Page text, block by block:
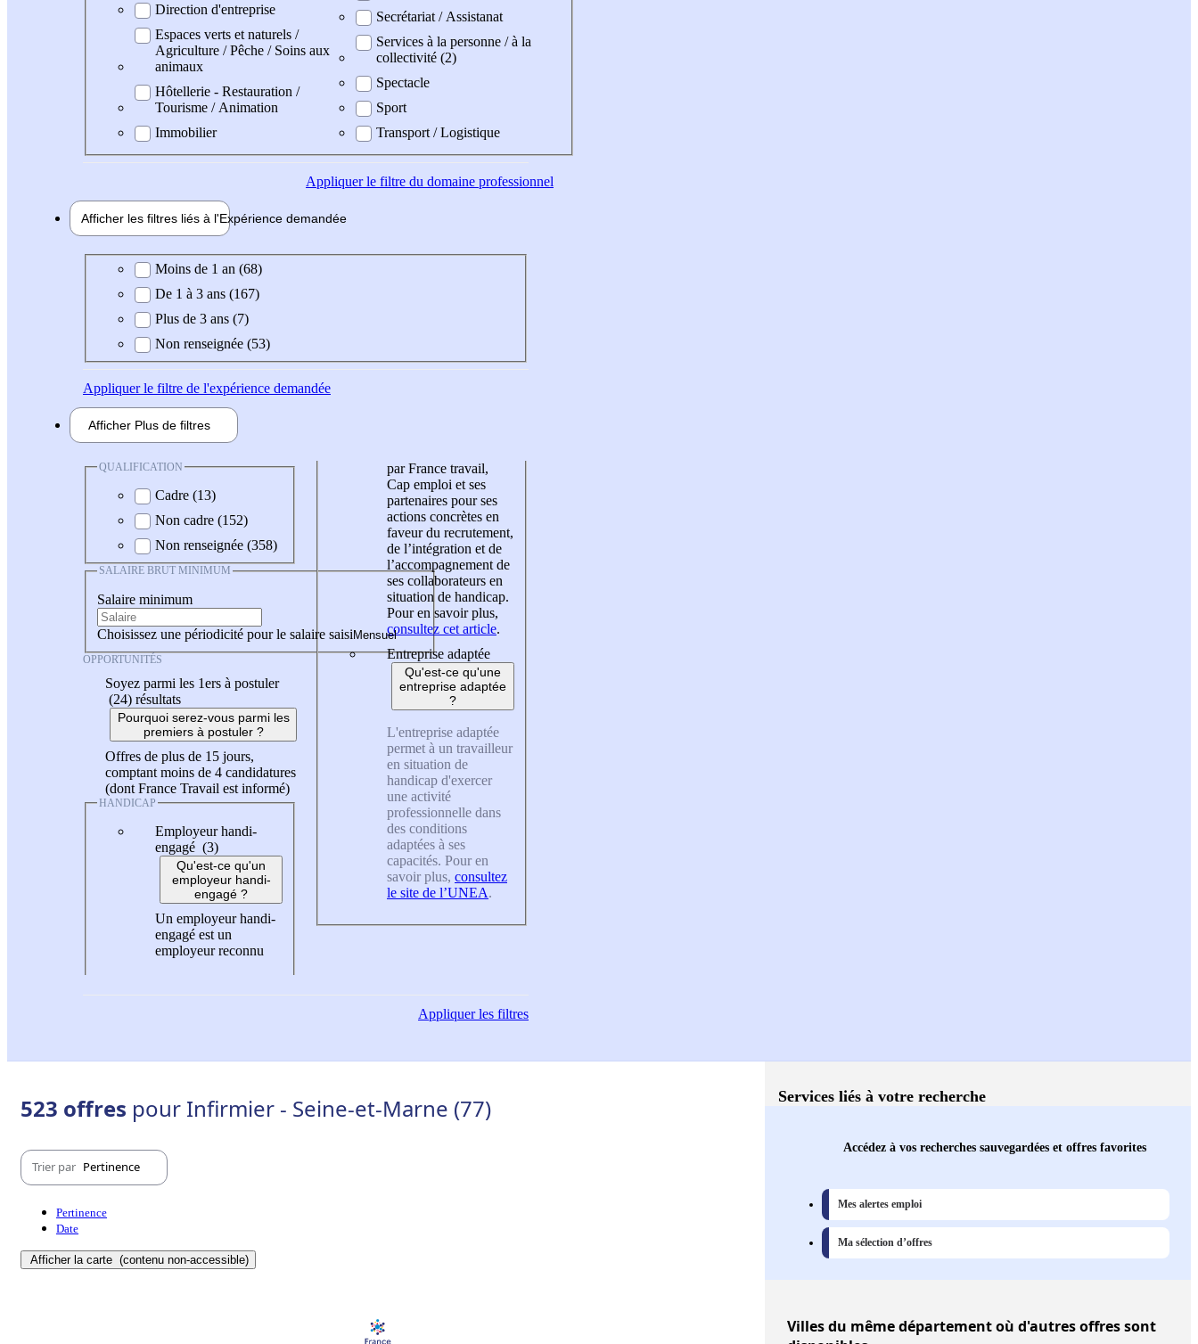
Direction d'entreprise
Espaces verts et naturels /
Agriculture / Pêche / Soins aux
animaux
Hôtellerie - Restauration /
Tourisme / Animation
Immobilier
Secrétariat / Assistanat
Services à la personne / à la
collectivité (2)
Spectacle
Sport
Transport / Logistique
Appliquerle filtre du domaine professionnel
Afficher les filtres liés à l'Expérience demandée
Expérience demandée
Moins de 1 an (68)
De 1 à 3 ans (167)
Plus de 3 ans (7)
Non renseignée (53)
Appliquerle filtre de l'expérience demandée
Afficher Plus de filtres
QUALIFICATION
Cadre (13)
Non cadre (152)
Non renseignée (358)
SALAIRE BRUT MINIMUM
Salaire minimum
Choisissez une périodicité pour le salaire saisi
OPPORTUNITÉS
Soyez parmi les 1ers à postuler
(24) résultats
Pourquoi serez-vous parmi les
premiers à postuler ?
Offres de plus de 15 jours,
comptant moins de 4 candidatures
(dont France Travail est informé)
HANDICAP
Employeur handi-
engagé (3)
Qu'est-ce qu'un
employeur handi-
engagé ?
Un employeur handi-
engagé est un
employeur reconnu
par France travail,
Cap emploi et ses
partenaires pour ses
actions concrètes en
faveur du recrutement,
de l’intégration et de
l’accompagnement de
ses collaborateurs en
situation de handicap.
Pour en savoir plus,
consultez cet article.
Entreprise adaptée
Qu'est-ce qu'une
entreprise adaptée
?
L'entreprise adaptée
permet à un travailleur
en situation de
handicap d'exercer
une activité
professionnelle dans
des conditions
adaptées à ses
capacités. Pour en
savoir plus, consultez
le site de l’UNEA.
Appliquerles filtres
523 offres pour Infirmier - Seine-et-Marne (77)
Trier par Pertinence
Pertinence
Date
Afficher la carte (contenu non-accessible)
Services liés à votre recherche
Accédez à vos recherches sauvegardées et offres favorites
Mes alertes emploi
Ma sélection d’offres
Villesdu même département où d'autres offres sont